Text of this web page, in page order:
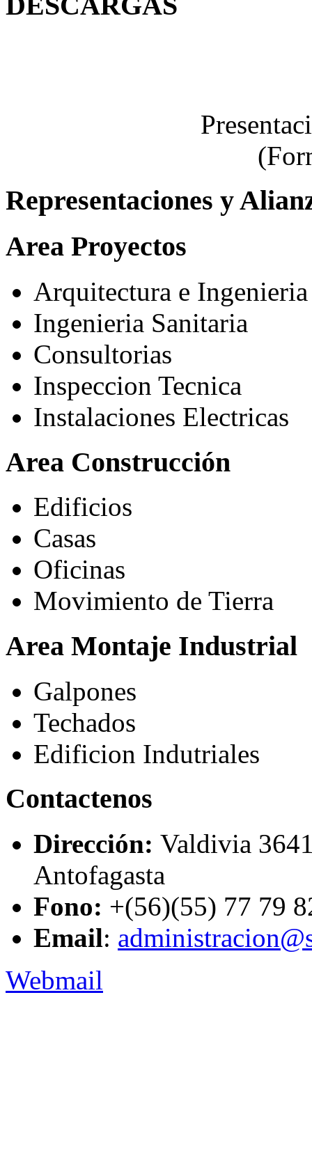
Representaciones y
Area Proyectos
Arquitectura e
Ingenieria Sanitaria
Consultorias
Inspeccion Tecnica
Instalaciones Electricas
Area Construcción
Edificios
Casas
Oficinas
Movimiento de Tierra
Area Montaje Industrial
Galpones
Techados
Edificion Indutriales
Contactenos
Dirección: Valdivia
Antofagasta
Fono: +(56)(55) 77 79
Email:
Webmail